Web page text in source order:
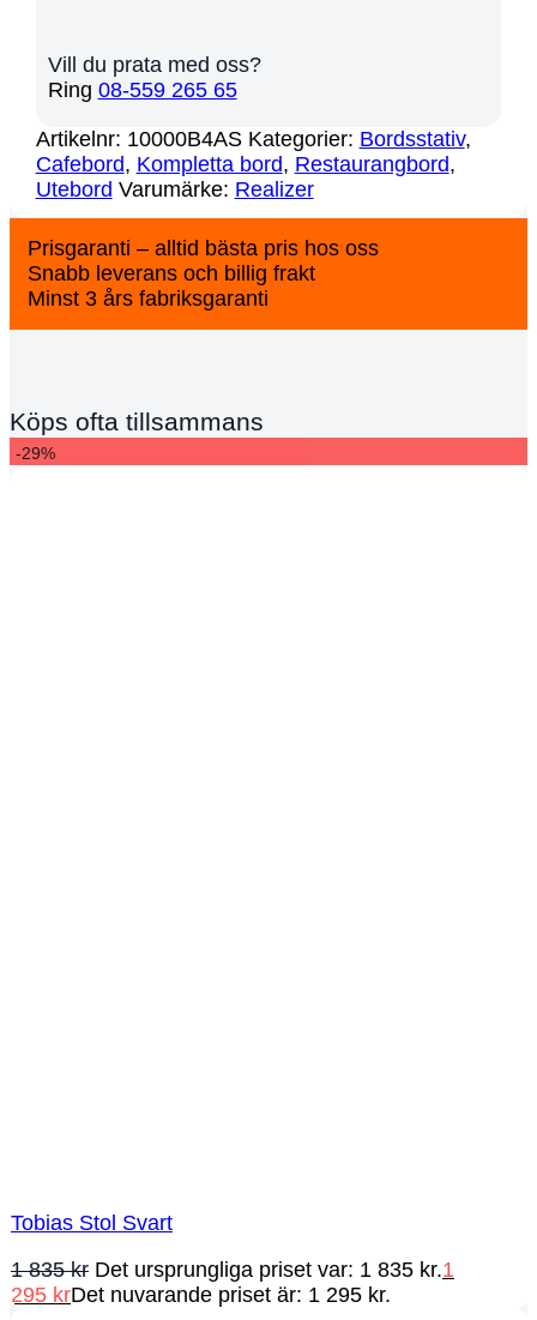
Vill du prata med oss?
Ring 08-559 265 65
Artikelnr: 10000B4AS Kategorier: Bordsstativ,
Cafebord, Kompletta bord, Restaurangbord,
Utebord Varumärke: Realizer
Prisgaranti – alltid bästa pris hos oss
Snabb leverans och billig frakt
Minst 3 års fabriksgaranti
Köps ofta tillsammans
-29%
Tobias Stol Svart
1 835kr Det ursprungliga priset var: 1 835 kr.1
295 krDet nuvarande priset är: 1 295 kr.